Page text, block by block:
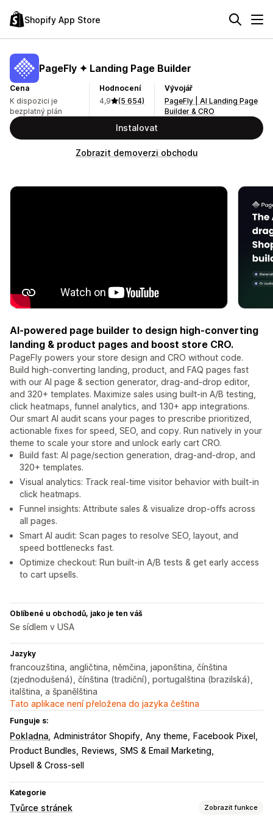
Shopify App Store
PageFly ✦ Landing Page Builder
Cena
K dispozici je
bezplatný plán
Hodnocení
4,9
(5 654)
Vývojář
PageFly | AI Landing Page
Builder & CRO
Instalovat
Zobrazit demoverzi obchodu
AI-powered page builder to design high-converting
landing & product pages and boost store CRO.
PageFly powers your store design and CRO without code.
Build high-converting landing, product, and FAQ pages fast
with our AI page & section generator, drag-and-drop editor,
and 320+ templates. Maximize sales using built-in A/B testing,
click heatmaps, funnel analytics, and 130+ app integrations.
Our smart AI audit scans your pages to prescribe prioritized,
actionable fixes for speed, SEO, and copy. Run natively in your
theme to scale your store and unlock early cart CRO.
Build fast: AI page/section generation, drag-and-drop, and
320+ templates.
Visual analytics: Track real-time visitor behavior with built-in
click heatmaps.
Funnel insights: Attribute sales & visualize drop-offs across
all pages.
Smart AI audit: Scan pages to resolve SEO, layout, and
speed bottlenecks fast.
Optimize checkout: Run built-in A/B tests & get early access
to cart upsells.
Oblíbené u obchodů, jako je ten váš
Se sídlem v USA
Jazyky
francouzština, angličtina, němčina, japonština, čínština
(zjednodušená), čínština (tradiční), portugalština (brazilská),
italština, a španělština
Tato aplikace není přeložena do jazyka čeština
Funguje s:
Pokladna Administrátor Shopify Any theme
Facebook Pixel
Product Bundles
Reviews SMS & Email Marketing
Upsell & Cross-sell
Kategorie
Tvůrce stránek Zobrazit funkce